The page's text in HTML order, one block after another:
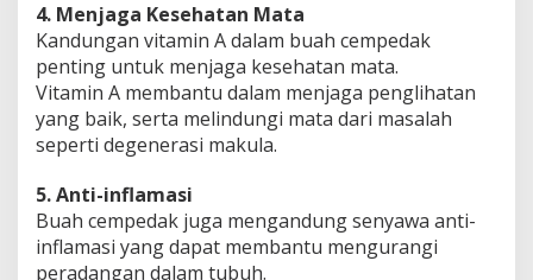
4. Menjaga Kesehatan Mata
Kandungan vitamin A dalam buah cempedak
penting untuk menjaga kesehatan mata.
Vitamin A membantu dalam menjaga penglihatan
yang baik, serta melindungi mata dari masalah
seperti degenerasi makula.
5. Anti-inflamasi
Buah cempedak juga mengandung senyawa anti-
inflamasi yang dapat membantu mengurangi
peradangan dalam tubuh.